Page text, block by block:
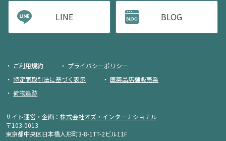
LINE BLOG
ご利用規約
プライバシーポリシー
特定商取引法に基づく表示
医薬品店舗販売業
荷物追跡
サイト運営・企画：株式会社オズ・インターナショナル
〒103-0013
東京都中央区日本橋人形町3-8-1TT-2ビル11F